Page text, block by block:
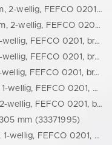
Faltkarton DD91, 650 x 375 x 270 mm, 2-wellig, FEFCO 0201, braun (77726290229)
Faltkarton DD92, 655 x 375 x 200 mm, 2-wellig, FEFCO 0201, braun (77726290230)
Faltkarton H1, 430 x 310 x 250 mm, 1-wellig, FEFCO 0201, braun (24430310250)
Faltkarton H2, 250 x 250 x 125 mm, 1-wellig, FEFCO 0201, braun (24250250125)
Faltkarton H4, 295 x 120 x 120 mm, 1-wellig, FEFCO 0201, braun (24295120120)
Faltkarton IM9, 592 x 392 x 974 mm, 1-wellig, FEFCO 0201, braun (44411105923)
Faltkarton K5, 520 x 320 x 405 mm, 2-wellig, FEFCO 0201, braun (77714284369)
mm (33371995)
Faltkarton R2, 400 x 300 x 400 mm, 1-wellig, FEFCO 0201, braun (24400300400)